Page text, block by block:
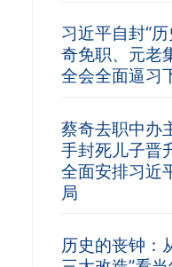
习近平自封“
奇免职、元老
全会全面逼习
蔡奇去职中办
手封死儿子晋
全面安排习近
局
历史的丧钟：